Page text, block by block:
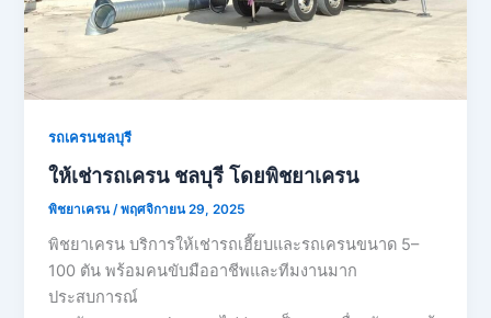
รถเครนชลบุรี
ให้เช่ารถเครน ชลบุรี โดยพิชยาเครน
พิชยาเครน /พฤศจิกายน 29, 2025
พิชยาเครน บริการให้เช่ารถเฮี๊ยบและรถเครนขนาด 5–
100 ตัน พร้อมคนขับมืออาชีพและทีมงานมาก
ประสบการณ์